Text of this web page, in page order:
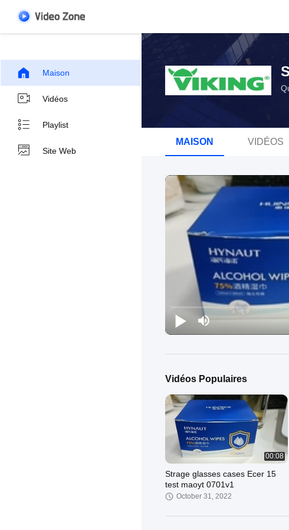
Maison
Vidéos
Playlist
Site Web
MAISON VIDÉOS
Vidéos Populaires
00:08
Strage glasses cases Ecer 15
test maoyt 0701v1
October 31, 2022